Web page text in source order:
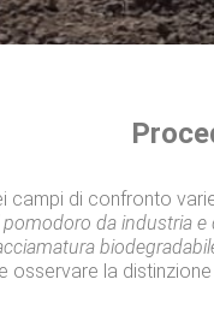
campi di confronto
da industria
osservare la